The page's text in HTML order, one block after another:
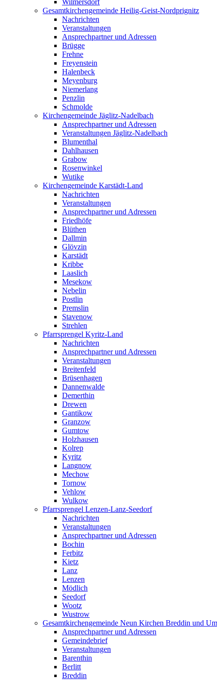
Wilmersdorf
Gesamtkirchengemeinde Heilig-Geist-Nordprignitz
Nachrichten
Veranstaltungen
Ansprechpartner und Adressen
Brügge
Frehne
Freyenstein
Halenbeck
Meyenburg
Niemerlang
Penzlin
Schmolde
Kirchengemeinde Jäglitz-Nadelbach
Ansprechpartner und Adressen
Veranstaltungen Jäglitz-Nadelbach
Blumenthal
Dahlhausen
Grabow
Rosenwinkel
Wutike
Kirchengemeinde Karstädt-Land
Nachrichten
Veranstaltungen
Ansprechpartner und Adressen
Friedhöfe
Blüthen
Dallmin
Glövzin
Karstädt
Kribbe
Laaslich
Mesekow
Nebelin
Postlin
Premslin
Stavenow
Strehlen
Pfarrsprengel Kyritz-Land
Nachrichten
Ansprechpartner und Adressen
Veranstaltungen
Breitenfeld
Brüsenhagen
Dannenwalde
Demerthin
Drewen
Gantikow
Granzow
Gumtow
Holzhausen
Kolrep
Kyritz
Langnow
Mechow
Tornow
Vehlow
Wulkow
Pfarrsprengel Lenzen-Lanz-Seedorf
Nachrichten
Veranstaltungen
Ansprechpartner und Adressen
Bochin
Ferbitz
Kietz
Lanz
Lenzen
Mödlich
Seedorf
Wootz
Wustrow
Gesamtkirchengemeinde Neun Kirchen Breddin und
Ansprechpartner und Adressen
Gemeindebrief
Veranstaltungen
Barenthin
Berlitt
Breddin